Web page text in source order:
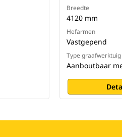
Breedte
4120 mm
Hefarmen
Vastgepend
Type graafwerktuig
Aanboutbaar